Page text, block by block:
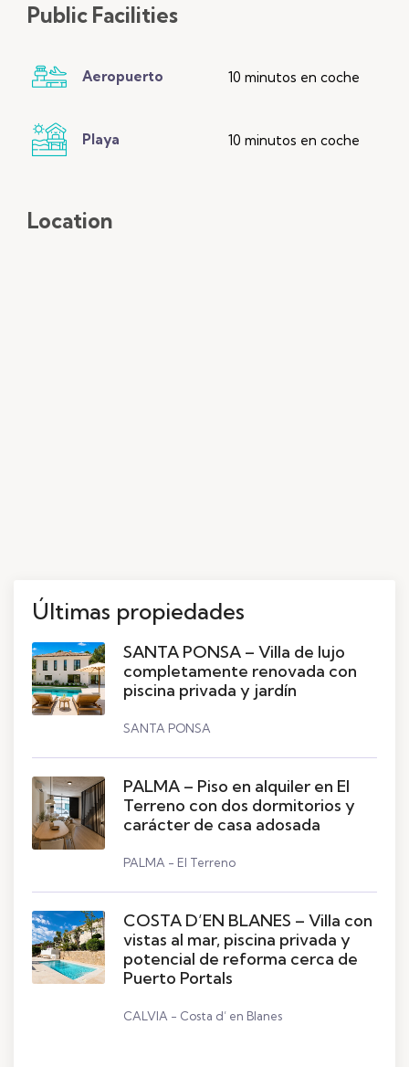
Public Facilities
Aeropuerto 10 minutos en coche
Playa 10 minutos en coche
Location
Últimas propiedades
SANTA PONSA – Villa de lujo
completamente renovada con
piscina privada y jardín
SANTA PONSA
PALMA – Piso en alquiler en El
Terreno con dos dormitorios y
carácter de casa adosada
PALMA - El Terreno
COSTA D’EN BLANES – Villa con
vistas al mar, piscina privada y
potencial de reforma cerca de
Puerto Portals
CALVIA - Costa d’ en Blanes